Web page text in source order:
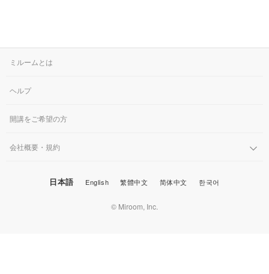
ミルームとは
ヘルプ
開講をご希望の方
会社概要・規約
日本語 English 繁體中文 简体中文 한국어
© Miroom, Inc.